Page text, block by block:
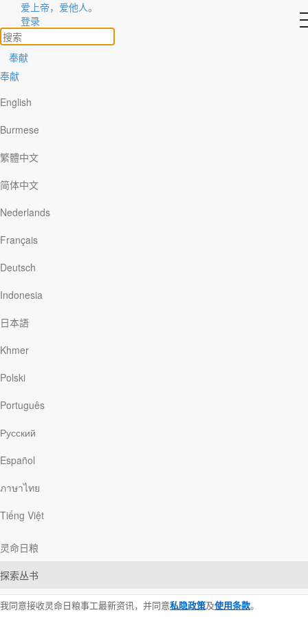
爱上帝，爱他人。
登录
奉献
奉献
English
Burmese
繁體中文
简体中文
Nederlands
Français
Deutsch
Indonesia
日本語
Khmer
Polski
Português
Русский
Español
ภาษาไทย
Tiếng Việt
灵命日粮
探索丛书
探索丛书
分类
主题
以圣经的角度探讨现今各样的议题，帮助你活出信仰。
Grand Rapids , MI 49501
(616) 974-2210
First
(required)
Please provide your first name.
Name
Please provide your last name.
Email
Please provide a valid email address.
我同意接收灵命日粮事工最新资讯，并同意私隐政策及使用条款。